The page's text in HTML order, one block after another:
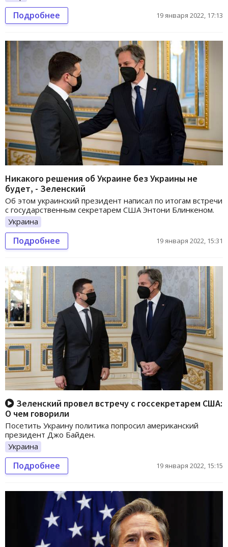
Подробнее 19 января 2022, 17:13
Никакого решения об Украине без Украины не
будет, - Зеленский
Об этом украинский президент написал по итогам встречи
с государственным секретарем США Энтони Блинкеном.
Украина
Подробнее 19 января 2022, 15:31
Зеленский провел встречу с госсекретарем США:
О чем говорили
Посетить Украину политика попросил американский
президент Джо Байден.
Украина
Подробнее 19 января 2022, 15:15